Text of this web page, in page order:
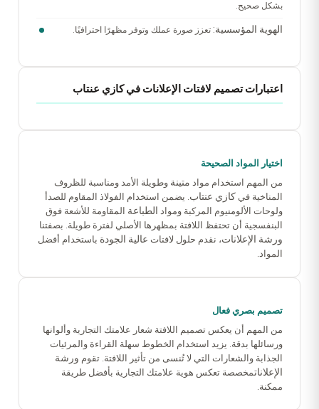
بشكل صحيح.
الهوية المؤسسية: تعزز صورة عملك وتوفر مظهرًا احترافيًا.
اعتبارات تصميم لافتات الإعلانات في كازي عنتاب
اختيار المواد الصحيحة
من المهم استخدام مواد متينة وطويلة الأمد ومناسبة للظروف
المناخية في كازي عنتاب. يضمن استخدام الفولاذ المقاوم للصدأ
ولوحات الألومنيوم المركبة ومواد الطباعة المقاومة للأشعة فوق
البنفسجية أن تحتفظ اللافتة بمظهرها الأصلي لفترة طويلة. بصفتنا
ورشة الإعلانات، نقدم حلول لافتات عالية الجودة باستخدام أفضل
المواد.
تصميم بصري فعال
من المهم أن يعكس تصميم اللافتة شعار علامتك التجارية وألوانها
ورسائلها بدقة. يزيد استخدام الخطوط سهلة القراءة والمرئيات
الجذابة والشعارات التي لا تُنسى من تأثير اللافتة. تقوم ورشة
الإعلاناتمخصصة تعكس هوية علامتك التجارية بأفضل طريقة
ممكنة.